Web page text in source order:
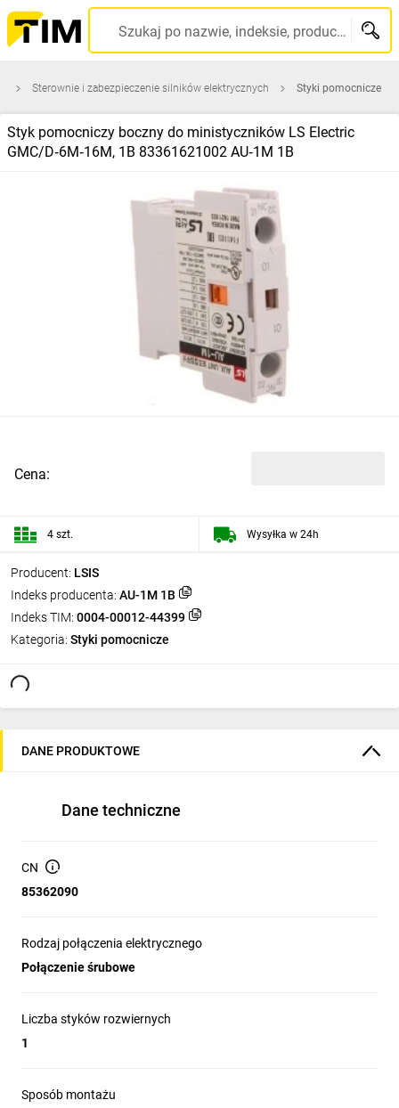
Szukaj po nazwie, indeksie, producencie, kodzie kreskowym...
Sterownie i zabezpieczenie silników elektrycznych Styki pomocnicze
Styk pomocniczy boczny do ministyczników LS Electric
GMC/D‑6M‑16M, 1B 83361621002 AU‑1M 1B
Producent: LSIS
Indeks producenta: AU-1M 1B
Indeks TIM: 0004-00012-44399
Kategoria: Styki pomocnicze
Cena:
4 szt. Wysyłka w 24h
DANE PRODUKTOWE
Dane techniczne
CN
85362090
Rodzaj połączenia elektrycznego
Połączenie śrubowe
Liczba styków rozwiernych
1
Sposób montażu